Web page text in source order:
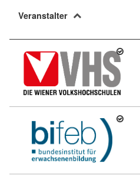
Veranstalter